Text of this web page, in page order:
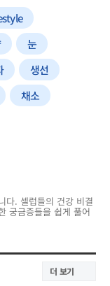
눈
생선
채소
다. 셀럽들의 건강 비결
궁금증들을 쉽게 풀어
더 보기